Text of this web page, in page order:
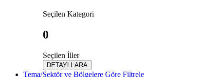
Seçilen Kategori
0
Seçilen İller
DETAYLI ARA
Tema/Sektör ve Bölgelere Göre Filtrele